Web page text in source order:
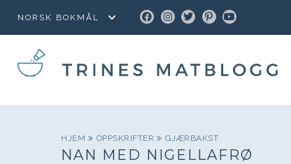
FACEBOOK
INSTAGRAM
TWITTER
PINTEREST
YOUTUBE
HJEM OPPSKRIFTER GJÆRBAKST
NAN MED NIGELLAFRØ